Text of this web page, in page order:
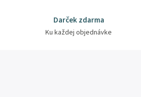
Darček zdarma
Ku každej objednávke